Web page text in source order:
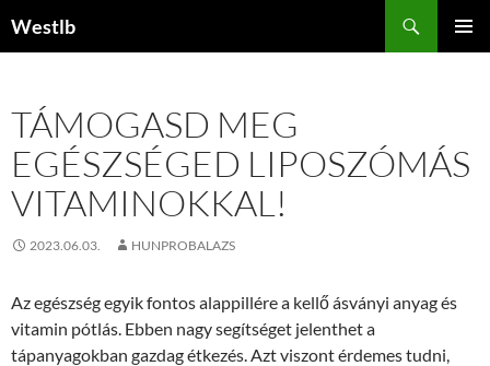
Westlb
TÁMOGASD MEG
EGÉSZSÉGED LIPOSZÓMÁS
VITAMINOKKAL!
2023.06.03. HUNPROBALAZS
Az egészség egyik fontos alappillére a kellő ásványi anyag és
vitamin pótlás. Ebben nagy segítséget jelenthet a
tápanyagokban gazdag étkezés. Azt viszont érdemes tudni,